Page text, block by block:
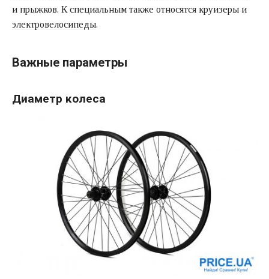
и прыжков. К специальным также относятся круизеры и
электровелосипеды.
Важные параметры
Диаметр колеса